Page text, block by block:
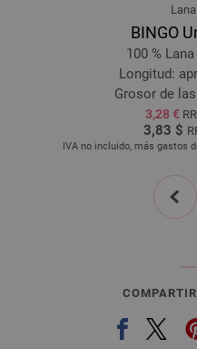
BINGO
100 %
Longitud:
Grosor de
3,28 €
3,83 $
IVA no incluido, más gastos
prev